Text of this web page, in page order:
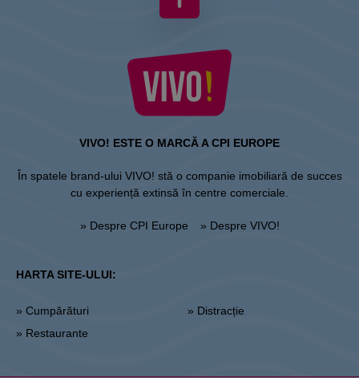
VIVO! ESTE O MARCĂ A CPI EUROPE
În spatele brand-ului VIVO! stă o companie imobiliară de succes
cu experiență extinsă în centre comerciale.
» Despre CPI Europe » Despre VIVO!
HARTA SITE-ULUI:
» Cumpărături
» Restaurante
» Distracție